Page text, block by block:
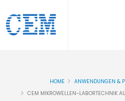
HOME
ANWENDUNGEN &
CEM MIKROWELLEN-LABORTECHNIK